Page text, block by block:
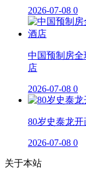
2026-07-08 0
中国预制房
店
2026-07-08 0
80岁史泰龙
2026-07-08 0
关于本站